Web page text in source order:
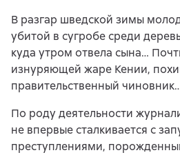
В разгар шведской зимы
убитой в сугробе среди
куда утром отвела сына…
изнуряющей жаре Кении,
правительственный
По роду деятельности
не впервые сталкивается с
преступлениями,